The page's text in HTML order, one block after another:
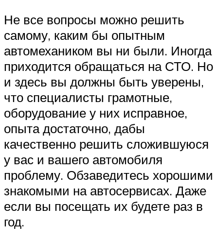
Не все вопросы можно решить
самому, каким бы опытным
автомехаником вы ни были. Иногда
приходится обращаться на СТО. Но
и здесь вы должны быть уверены,
что специалисты грамотные,
оборудование у них исправное,
опыта достаточно, дабы
качественно решить сложившуюся
у вас и вашего автомобиля
проблему. Обзаведитесь хорошими
знакомыми на автосервисах. Даже
если вы посещать их будете раз в
год.